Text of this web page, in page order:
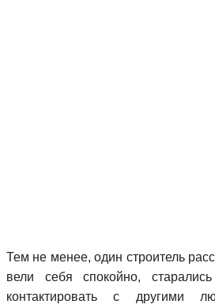
Тем не менее, один строитель
вели себя спокойно,
контактировать с другими